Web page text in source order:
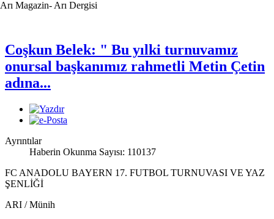
Arı Magazin- Arı Dergisi
Coşkun Belek: " Bu yılki turnuvamız
onursal başkanımız rahmetli Metin Çetin
adına...
Ayrıntılar
Haberin Okunma Sayısı: 110137
FC ANADOLU BAYERN 17. FUTBOL TURNUVASI VE YAZ
ŞENLİĞİ
ARI / Münih